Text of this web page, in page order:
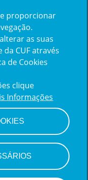
da Teamtailor
proporcionar
as suas
CUF através
de Cookies
clique
Informações